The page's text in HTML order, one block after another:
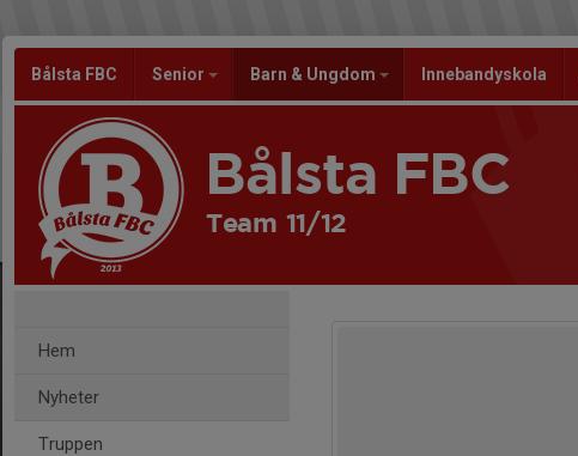
Bålsta FBC Senior Barn & Ungdom Innebandyskola
Bålsta FBC
Team 11/12
Hem
Nyheter
Truppen